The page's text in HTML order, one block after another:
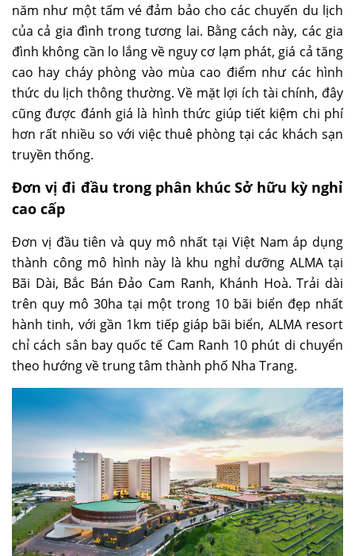
năm như một tấm vé đảm bảo cho các chuyến du lịch
của cả gia đình trong tương lai. Bằng cách này, các gia
đình không cần lo lắng về nguy cơ lạm phát, giá cả tăng
cao hay cháy phòng vào mùa cao điểm như các hình
thức du lịch thông thường. Về mặt lợi ích tài chính, đây
cũng được đánh giá là hình thức giúp tiết kiệm chi phí
hơn rất nhiều so với việc thuê phòng tại các khách sạn
truyền thống.
Đơn vị đi đầu trong phân khúc Sở hữu kỳ nghỉ
cao cấp
Đơn vị đầu tiên và quy mô nhất tại Việt Nam áp dụng
thành công mô hình này là khu nghỉ dưỡng ALMA tại
Bãi Dài, Bắc Bán Đảo Cam Ranh, Khánh Hoà. Trải dài
trên quy mô 30ha tại một trong 10 bãi biển đẹp nhất
hành tinh, với gần 1km tiếp giáp bãi biển, ALMA resort
chỉ cách sân bay quốc tế Cam Ranh 10 phút di chuyển
theo hướng về trung tâm thành phố Nha Trang.